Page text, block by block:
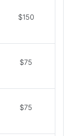
$150
$75
$75